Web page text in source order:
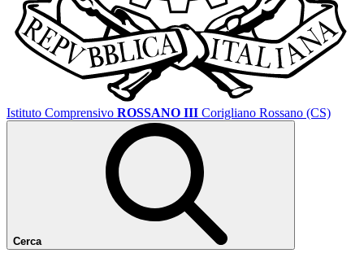
Istituto Comprensivo ROSSANO III Corigliano Rossano (CS)
Cerca